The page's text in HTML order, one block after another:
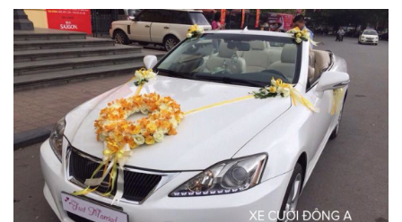
GIÁ CHO THUÊ XE CƯỚI AUDI A7 MỚI ĐẸP LÀ BAO NHIÊU?
Giá cho thuê xeAudi A7mới đẹpđược tính dựa theo lịch trình
thuê xe của quý khách. Nếu thuê xe trong nội thành Hà Nội. Giá
cho thuê xe được tính theo ca. Còn nếu quý khách thuê xe đi
ngoại tỉnh, giá cho thuê xe sẽ phụ thuộc vào số km, khoảng cách
lịch trình thuê xe của quý khách. Dưới đây là giá thuê xe cưới để
quý khách tham khảo. Tuy nhiên quý khách nên gọi trực tiếp tới
số Hotline để có giá tốt hơn.